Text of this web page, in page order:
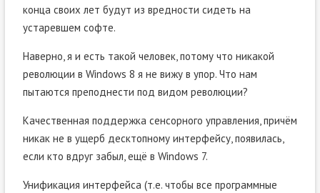
конца своих лет будут из вредности сидеть на
устаревшем софте.
Наверно, я и есть такой человек, потому что никакой
революции в Windows 8 я не вижу в упор. Что нам
пытаются преподнести под видом революции?
Качественная поддержка сенсорного управления, причём
никак не в ущерб десктопному интерфейсу, появилась,
если кто вдруг забыл, ещё в Windows 7.
Унификация интерфейса (т.е. чтобы все программные